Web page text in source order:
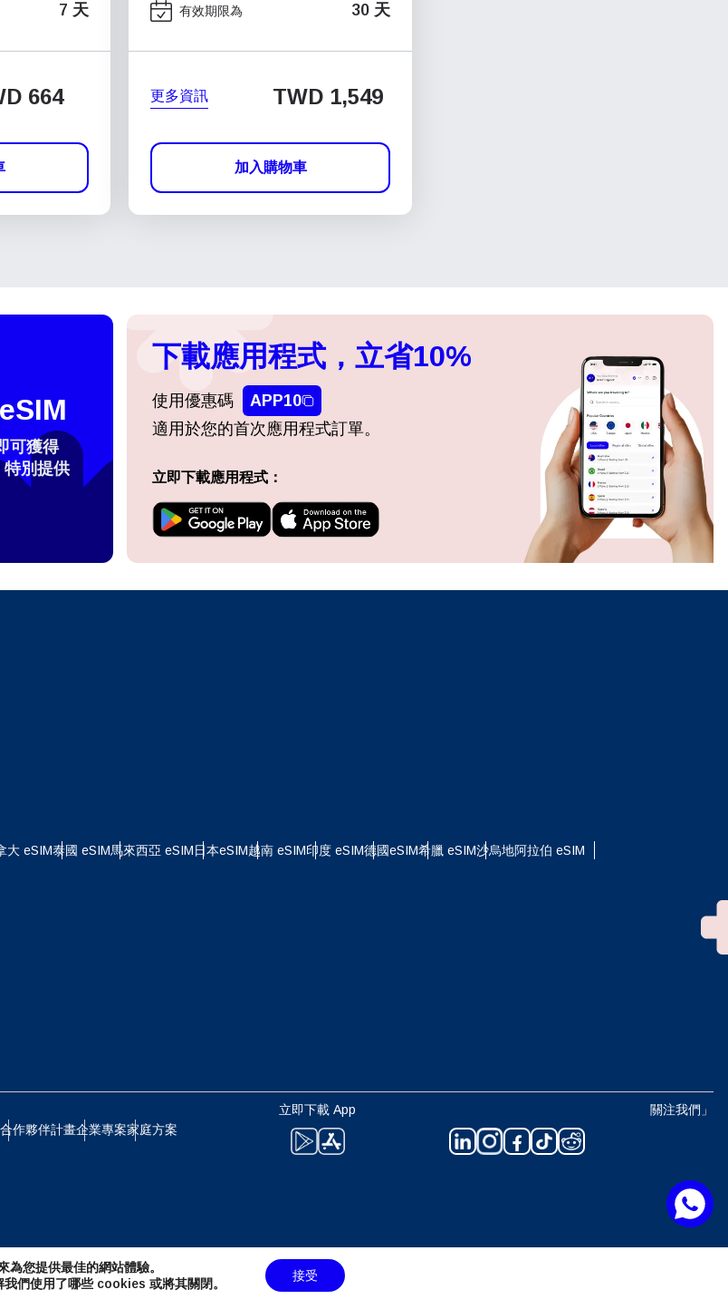
7 天
664
有效期限為 30 天
更多資訊 TWD 1,549
加入購物車
eSim?
by checking if your device supports eSIM
your mobile carrier to request an eSIM activation.
settings. Once activated, you can enjoy the benefits
可獲得
別提供
下載應用程式，立省10%
使用優惠碼
APP10
適用於您的首次應用程式訂單。
立即下載應用程式：
大 eSIM泰國 eSIM馬來西亞 eSIM日本eSIM越南 eSIM印度 eSIM德國eSIM希臘 eSIM沙烏地阿拉伯 eSIM
合作夥伴計畫企業專案家庭方案
立即下載 App 關注我們」
Español
繁體中文
NZD - 紐西蘭元
登入或註冊
前往您的帳戶或在幾秒鐘內建立一個新帳戶。
您提供最佳的網站體驗。
我們使用了哪些 cookies 或將其關閉。
接受